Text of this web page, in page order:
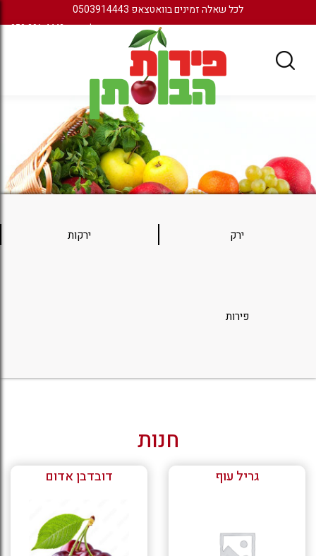
לכל שאלה זמינים בוואטצאפ 0503914443
שירות לקוחות:050-391-4443
ירק ירקות
פירות
חנות
גריל עוף דובדבן אדום